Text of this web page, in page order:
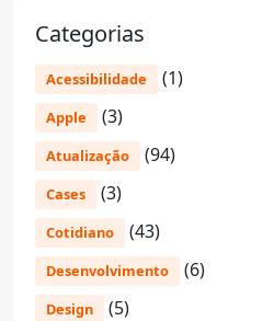
Categorias
Acessibilidade (1)
Apple (3)
Atualização (94)
Cases (3)
Cotidiano (43)
Desenvolvimento (6)
Design (5)